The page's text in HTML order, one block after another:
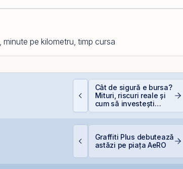
pe kilometru, timp cursa
Cât de sigură e bursa?
Mituri, riscuri reale și
cum să investești
inteligent
Graffiti Plus debutează
astăzi pe piața AeRO